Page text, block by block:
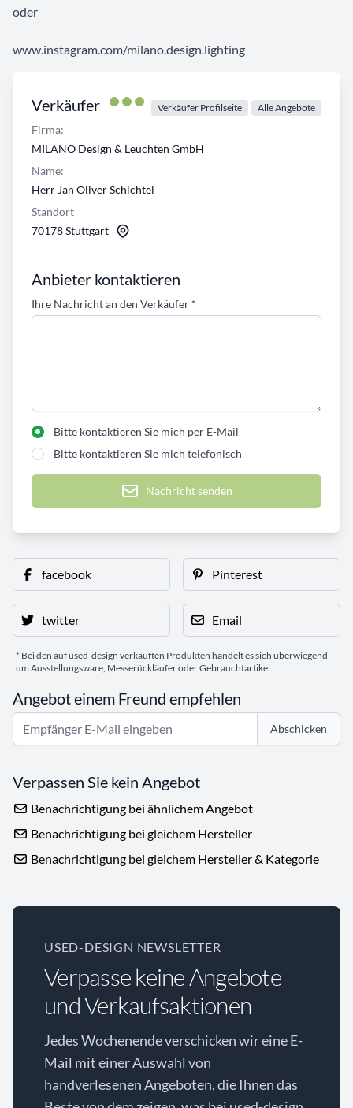
Verkäufer Verkäufer Profilseite Alle Angebote
Firma:
MILANO Design & Leuchten GmbH
Name:
Herr Jan Oliver Schichtel
Standort
70178 Stuttgart
Anbieter kontaktieren
Ihre Nachricht an den Verkäufer *
Bitte kontaktieren Sie mich per E-Mail
Bitte kontaktieren Sie mich telefonisch
Nachricht senden
oder
www.instagram.com/milano.design.lighting
facebook Pinterest
twitter Email
* Bei den auf used-design verkauften Produkten handelt es sich überwiegend
um Ausstellungsware, Messerückläufer oder Gebrauchtartikel.
Angebot einem Freund empfehlen
Abschicken
Verpassen Sie kein Angebot
Benachrichtigung bei ähnlichem Angebot
Benachrichtigung bei gleichem Hersteller
Benachrichtigung bei gleichem Hersteller & Kategorie
USED-DESIGN NEWSLETTER
Verpasse keine Angebote
und Verkaufsaktionen
Jedes Wochenende verschicken wir eine E-
Mail mit einer Auswahl von
handverlesenen Angeboten, die Ihnen das